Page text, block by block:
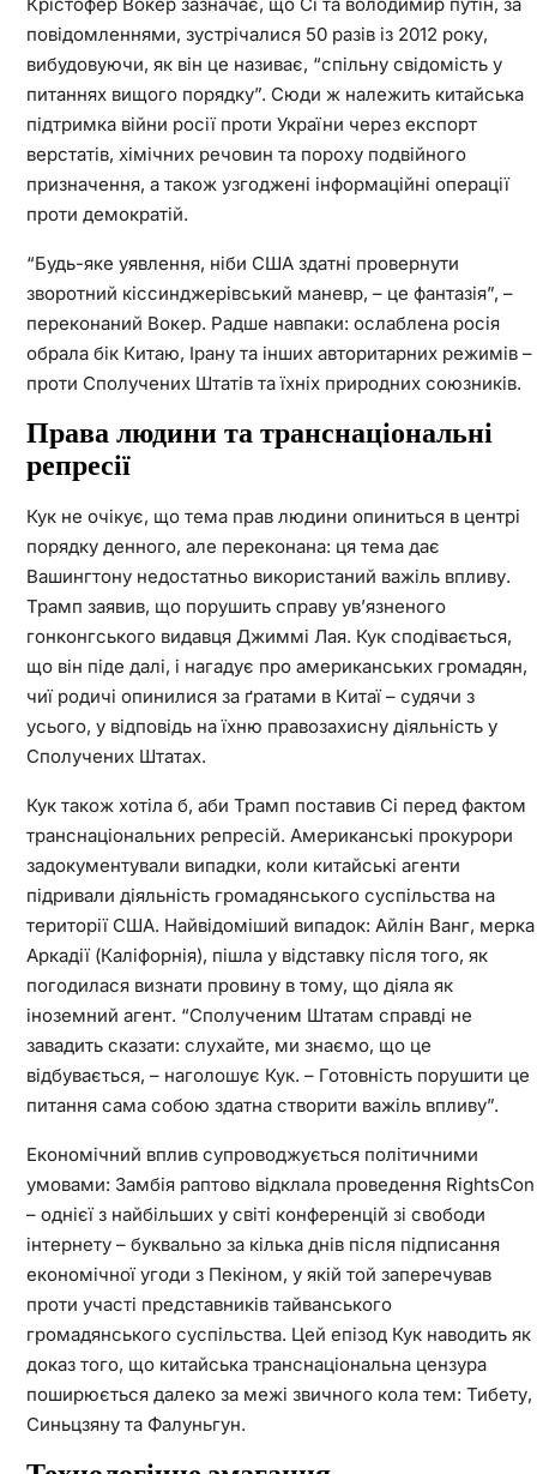
повідомленнями, зустрічалися 50 разів із 2012 року,
вибудовуючи, як він це називає, “спільну свідомість у
питаннях вищого порядку”. Сюди ж належить китайська
підтримка війни росії проти України через експорт
верстатів, хімічних речовин та пороху подвійного
призначення, а також узгоджені інформаційні операції
проти демократій.
“Будь-яке уявлення, ніби США здатні провернути
зворотний кіссинджерівський маневр, – це фантазія”, –
переконаний Вокер. Радше навпаки: ослаблена росія
обрала бік Китаю, Ірану та інших авторитарних режимів –
проти Сполучених Штатів та їхніх природних союзників.
Права людини та транснаціональні
репресії
Кук не очікує, що тема прав людини опиниться в центрі
порядку денного, але переконана: ця тема дає
Вашингтону недостатньо використаний важіль впливу.
Трамп заявив, що порушить справу ув’язненого
гонконгського видавця Джиммі Лая. Кук сподівається,
що він піде далі, і нагадує про американських громадян,
чиї родичі опинилися за ґратами в Китаї – судячи з
усього, у відповідь на їхню правозахисну діяльність у
Сполучених Штатах.
Кук також хотіла б, аби Трамп поставив Сі перед фактом
транснаціональних репресій. Американські прокурори
задокументували випадки, коли китайські агенти
підривали діяльність громадянського суспільства на
території США. Найвідоміший випадок: Айлін Ванг, мерка
Аркадії (Каліфорнія), пішла у відставку після того, як
погодилася визнати провину в тому, що діяла як
іноземний агент. “Сполученим Штатам справді не
завадить сказати: слухайте, ми знаємо, що це
відбувається, – наголошує Кук. – Готовність порушити це
питання сама собою здатна створити важіль впливу”.
Економічний вплив супроводжується політичними
умовами: Замбія раптово відклала проведення RightsCon
– однієї з найбільших у світі конференцій зі свободи
інтернету – буквально за кілька днів після підписання
економічної угоди з Пекіном, у якій той заперечував
проти участі представників тайванського
громадянського суспільства. Цей епізод Кук наводить як
доказ того, що китайська транснаціональна цензура
поширюється далеко за межі звичного кола тем: Тибету,
Синьцзяну та Фалуньгун.